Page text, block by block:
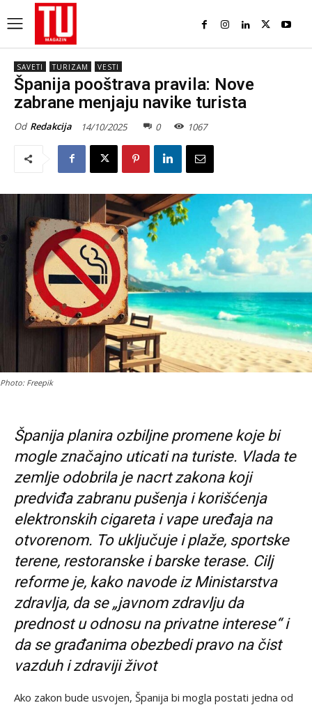
SAVETI TURIZAM VESTI
Španija pooštrava pravila: Nove
zabrane menjaju navike turista
Od Redakcija 14/10/2025 0 1067
Photo: Freepik
Španija planira ozbiljne promene koje bi
mogle značajno uticati na turiste. Vlada te
zemlje odobrila je nacrt zakona koji
predviđa zabranu pušenja i korišćenja
elektronskih cigareta i vape uređaja na
otvorenom. To uključuje i plaže, sportske
terene, restoranske i barske terase. Cilj
reforme je, kako navode iz Ministarstva
zdravlja, da se „javnom zdravlju da
prednost u odnosu na privatne interese“ i
da se građanima obezbedi pravo na čist
vazduh i zdraviji život
Ako zakon bude usvojen, Španija bi mogla postati jedna od